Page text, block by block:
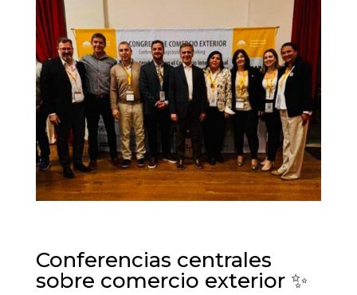
Conferencias centrales
sobre comercio exterior ✨